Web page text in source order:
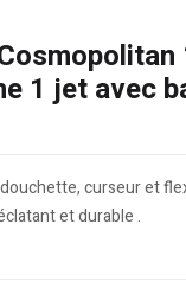
1 jet avec
curseur et
et durable .